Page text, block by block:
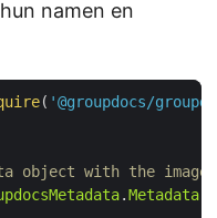
namen en
( '@groupdocs/
object with the
.Metadata